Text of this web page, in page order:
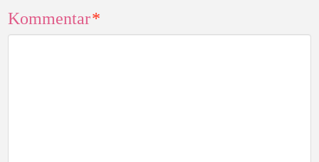
Kommentar*